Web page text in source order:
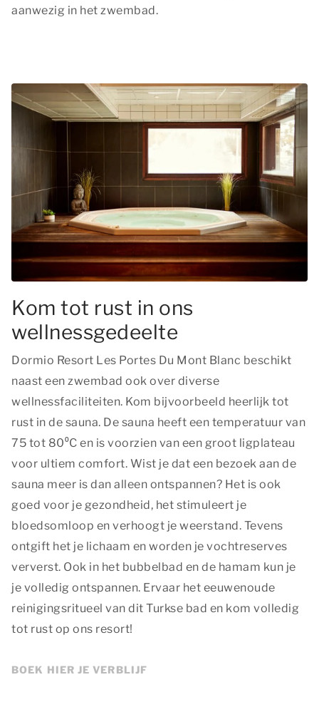
aanwezig in het zwembad.
Kom tot rust in ons
wellnessgedeelte
Dormio Resort Les Portes Du Mont Blanc beschikt
naast een zwembad ook over diverse
wellnessfaciliteiten. Kom bijvoorbeeld heerlijk tot
rust in de sauna. De sauna heeft een temperatuur van
75 tot 80⁰C en is voorzien van een groot ligplateau
voor ultiem comfort. Wist je dat een bezoek aan de
sauna meer is dan alleen ontspannen? Het is ook
goed voor je gezondheid, het stimuleert je
bloedsomloop en verhoogt je weerstand. Tevens
ontgift het je lichaam en worden je vochtreserves
ververst. Ook in het bubbelbad en de hamam kun je
je volledig ontspannen. Ervaar het eeuwenoude
reinigingsritueel van dit Turkse bad en kom volledig
tot rust op ons resort!
BOEK HIER JE VERBLIJF